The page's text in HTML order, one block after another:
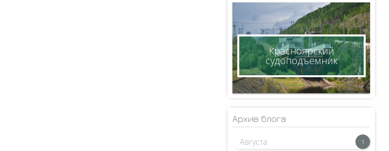
ksen_nm@mail.ru
Красноярский
судоподъемник
Архив блога
Августа 1